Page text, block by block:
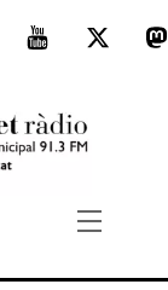
You
Twitter
Menu